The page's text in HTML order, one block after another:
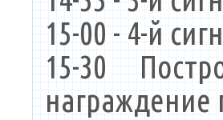
15-00 - 4-й
15-30
награждение